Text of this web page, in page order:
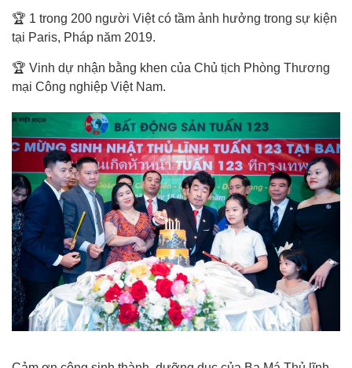
🏆 1 trong 200 người Việt có tầm ảnh hưởng trong sự kiện
tại Paris, Pháp năm 2019.
🏆 Vinh dự nhận bằng khen của Chủ tịch Phòng Thương
mại Công nghiệp Việt Nam.